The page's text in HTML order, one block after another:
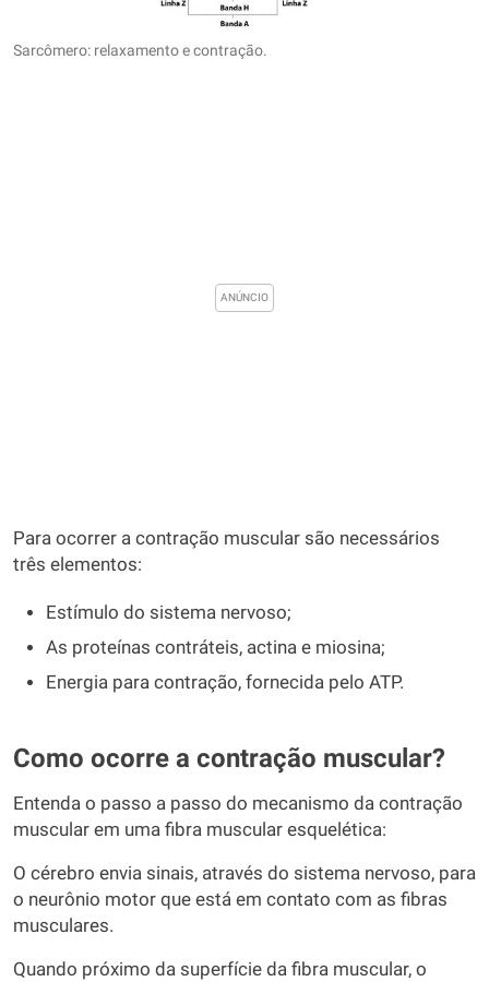
Sarcômero: relaxamento e contração.
Para ocorrer a contração muscular são necessários
três elementos:
Estímulo do sistema nervoso;
As proteínas contráteis, actina e miosina;
Energia para contração, fornecida pelo ATP.
Como ocorre a contração muscular?
Entenda o passo a passo do mecanismo da contração
muscular em uma fibra muscular esquelética:
O cérebro envia sinais, através do sistema nervoso, para
o neurônio motor que está em contato com as fibras
musculares.
Quando próximo da superfície da fibra muscular, o